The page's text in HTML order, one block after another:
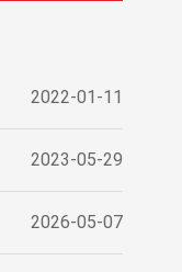
2022-01-11
2023-05-29
2026-05-07